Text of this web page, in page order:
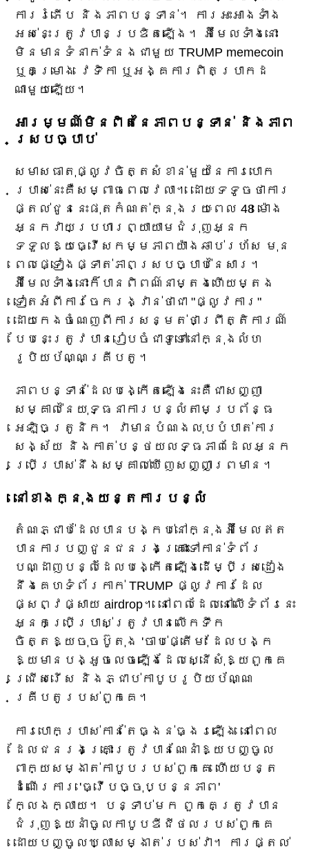
ការរំភើប និងភាពបន្ទាន់។ ការអះអាងទាំង
អស់នេះត្រូវបានប្រឌិតឡើង។ អ៊ីមែលទាំងនោះ
មិនមានទំនាក់ទំនងជាមួយ TRUMP memecoin
ឬគម្រោង វេទិកា ឬអង្គការពិតប្រាកដ
ណាមួយឡើយ។
អារម្មណ៍មិនពិតនៃភាពបន្ទាន់ និងភាព
ស្របច្បាប់
សមាសធាតុផ្លូវចិត្តសំខាន់មួយនៃការបោក
ប្រាស់នេះគឺសម្ពាធពេលវេលា។ ដោយទទូចថាការ
ផ្តល់ជូននេះផុតកំណត់ក្នុងរយៈពេល 48 ម៉ោង
អ្នកវាយប្រហារព្យាយាមជំរុញអ្នក
ទទួលឱ្យធ្វើសកម្មភាពយ៉ាងឆាប់រហ័ស មុន
ពេលផ្ទៀងផ្ទាត់ភាពស្របច្បាប់នៃសារ។
អ៊ីមែលទាំងនោះក៏បានពិពណ៌នាម្តងហើយម្តង
ទៀតអំពីការចែករង្វាន់ថាជា "ផ្លូវការ"
ដោយកេងចំណេញពីការសន្មត់ថាព្រឹត្តិការណ៍
បែបនេះត្រូវបានរៀបចំជាទូទៅនៅក្នុងលំហ
រូបិយប័ណ្ណគ្រីបតូ។
ភាពបន្ទាន់ដែលបង្កើតឡើងនេះគឺជាសញ្ញា
សម្គាល់នៃយុទ្ធនាការបន្លំតាមប្រព័ន្ធ
អេឡិចត្រូនិក។ វាមានបំណងលុបបំបាត់ការ
សង្ស័យ និងកាត់បន្ថយលទ្ធភាពដែលអ្នក
ប្រើប្រាស់នឹងសម្គាល់ឃើញសញ្ញាព្រមាន។
នៅខាងក្នុងយន្តការបន្លំ
តំណភ្ជាប់ដែលបានបង្កប់នៅក្នុងអ៊ីមែលឥត
បានការបញ្ជូនជនរងគ្រោះទៅកាន់ទំព័រ
បណ្ដាញបន្លំដែលបង្កើតឡើងដើម្បីស្រដៀង
នឹងគេហទំព័រកាក់ TRUMP ផ្លូវការដែល
ផ្សព្វផ្សាយ airdrop។ នៅពេលដែលនៅលើទំព័រនេះ
អ្នកប្រើប្រាស់ត្រូវបានលើកទឹក
ចិត្តឱ្យចុចប៊ូតុង 'ចាប់ផ្តើម' ដែលបង្ក
ឱ្យមានបង្អួចលេចឡើងដែលស្នើសុំឱ្យពួកគេ
ជ្រើសរើស និងភ្ជាប់កាបូបរូបិយប័ណ្ណ
គ្រីបតូរបស់ពួកគេ។
ការបោកប្រាស់កាន់តែធ្ងន់ធ្ងរឡើង នៅពេល
ដែលជនរងគ្រោះត្រូវបានណែនាំឱ្យបញ្ចូល
ពាក្យសម្ងាត់កាបូបរបស់ពួកគេ ហើយបន្ត
ដំណើរការ 'ធ្វើបច្ចុប្បន្នភាព'
ក្លែងក្លាយ។ បន្ទាប់មក ពួកគេត្រូវបាន
ជំរុញឱ្យនាំចូលកាបូបឌីជីថលរបស់ពួកគេ
ដោយបញ្ចូលឃ្លាសម្ងាត់របស់វា។ ការផ្តល់